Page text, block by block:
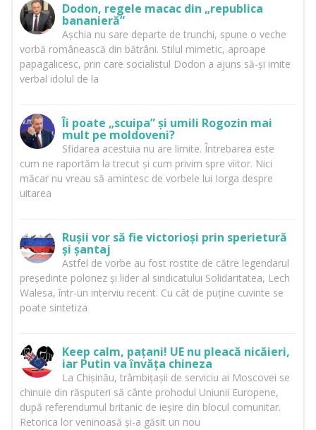
Dodon, regele macac din „republica
bananieră”
Așchia nu sare departe de trunchi, spune o veche
vorbă românească din bătrâni. Stilul mimetic, aproape
papagalicesc, prin care socialistul Dodon a ajuns să-și imite
verbal idolul de la
Îi poate „scuipa” și umili Rogozin mai
mult pe moldoveni?
Sfidarea acestuia nu are limite. Întrebarea este
cum ne raportăm la trecut și cum privim spre viitor. Nici
măcar nu vreau să amintesc de vorbele lui Iorga despre
uitarea
Rușii vor să fie victorioși prin sperietură
și șantaj
Astfel de vorbe au fost rostite de către legendarul
președinte polonez și lider al sindicatului Solidaritatea, Lech
Walesa, într-un interviu recent. Cu cât de puține cuvinte se
poate sintetiza
Keep calm, pațani! UE nu pleacă nicăieri,
iar Putin va învăța chineza
La Chișinău, trâmbițașii de serviciu ai Moscovei se
chinuie din răsputeri să cânte prohodul Uniunii Europene,
după referendumul britanic de ieșire din blocul comunitar.
Retorica lor veninoasă și-a găsit un nou